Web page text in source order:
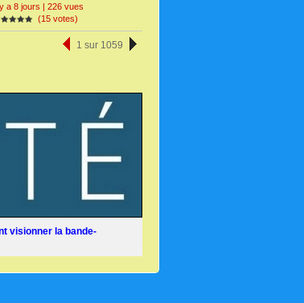
a 8 jours | 226 vues
(15 votes)
1 sur 1059
visionner la bande-